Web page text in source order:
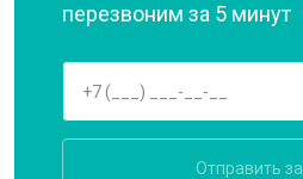
перезвоним за 5 минут
Отправить